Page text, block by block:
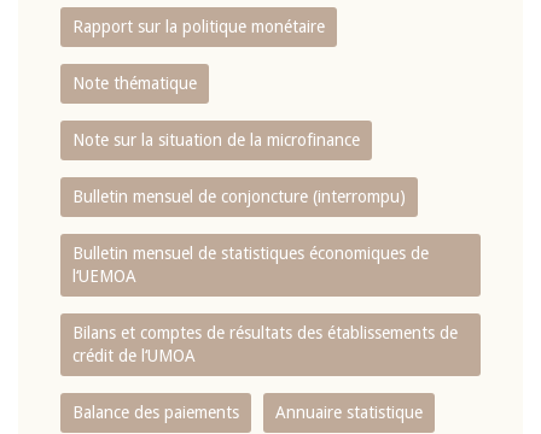
Rapport sur la politique monétaire
Note thématique
Note sur la situation de la microfinance
Bulletin mensuel de conjoncture (interrompu)
Bulletin mensuel de statistiques économiques de
l‘UEMOA
Bilans et comptes de résultats des établissements de
crédit de l‘UMOA
Balance des paiements Annuaire statistique